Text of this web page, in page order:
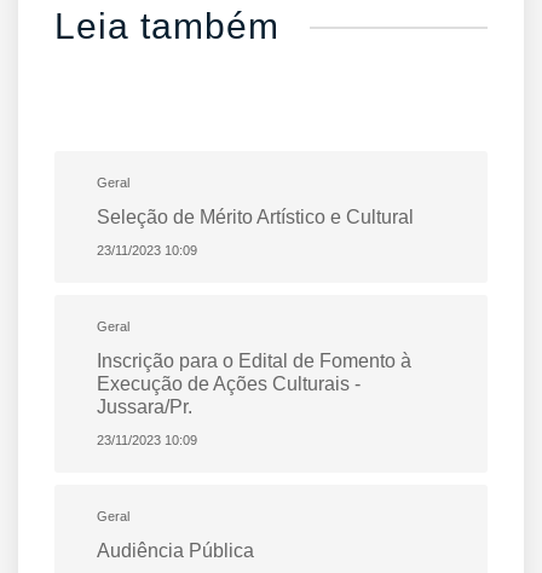
Leia também
Geral
Seleção de Mérito Artístico e Cultural
23/11/2023 10:09
Geral
Inscrição para o Edital de Fomento à
Execução de Ações Culturais -
Jussara/Pr.
23/11/2023 10:09
Geral
Audiência Pública